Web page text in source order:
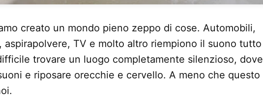
creato un mondo pieno zeppo di cose. Automobili,
aspirapolvere, TV e molto altro riempiono il suono tutto
trovare un luogo completamente silenzioso, dove
e riposare orecchie e cervello. A meno che questo